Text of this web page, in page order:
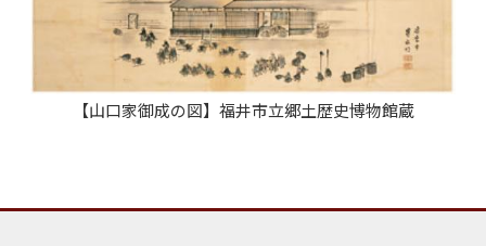
【山口家御成の図】福井市立郷土歴史博物館蔵